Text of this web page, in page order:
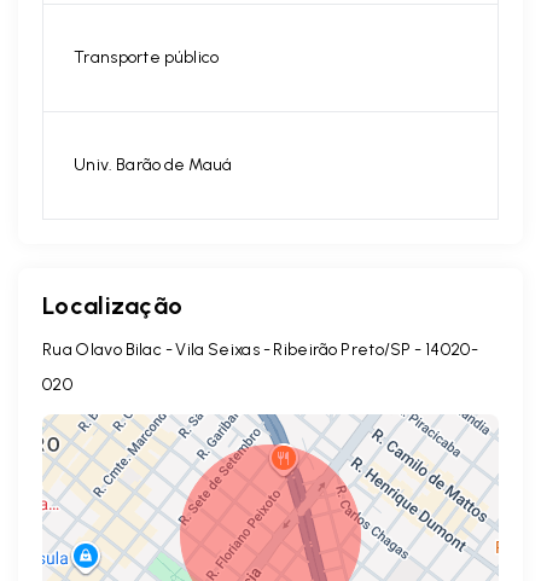
Transporte público
Univ. Barão de Mauá
Localização
Rua Olavo Bilac - Vila Seixas - Ribeirão Preto/SP - 14020-
020